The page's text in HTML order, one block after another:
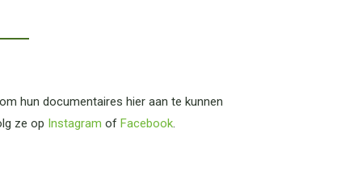
hun documentaires hier aan te kunnen
ze op Instagram of Facebook.